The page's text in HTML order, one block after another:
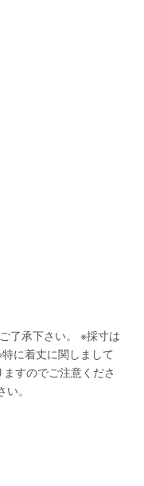
了承下さい。 ※採寸は
に着丈に関しまして
すのでご注意くださ
。